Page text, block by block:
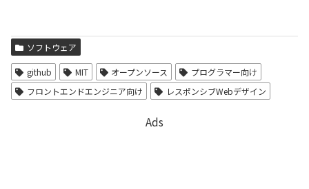
ソフトウェア
github MIT オープンソース
プログラマー向け
フロントエンドエンジニア向け
レスポンシブWebデザイン
Ads